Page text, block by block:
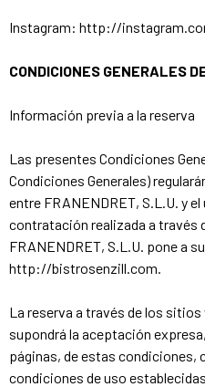
Instagram: http://
CONDICIONES GENERALES
Información previa a la reserva
Las presentes Condiciones
Condiciones Generales)
entre FRANENDRET, S.L.U. y
contratación realizada a través
FRANENDRET, S.L.U. pone a
http://bistrosenzill.com.
La reserva a través de los sitios
supondrá la aceptación
páginas, de estas condiciones,
condiciones de uso